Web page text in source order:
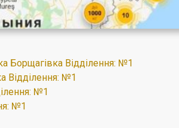
Борщагівка Відділення: №1
Відділення: №1
№1
№1